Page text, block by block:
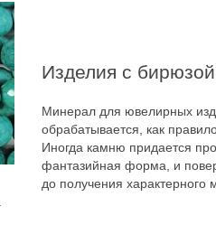
Изделия с бирюзой
Минерал для ювелирных
обрабатывается, как
Иногда камню придается
фантазийная форма, и
до получения характерного